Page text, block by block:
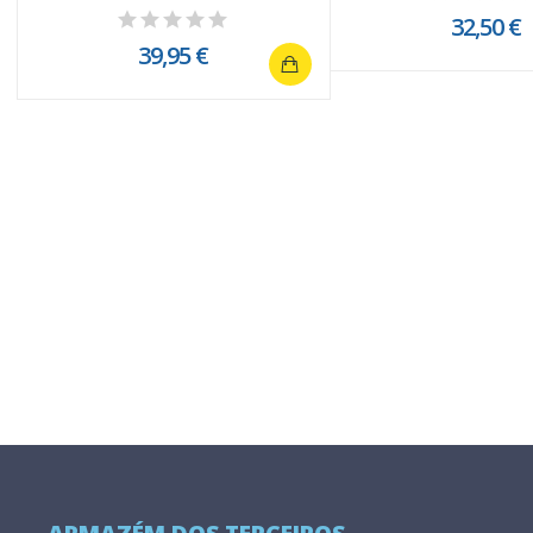
39,95 €
32,50 €